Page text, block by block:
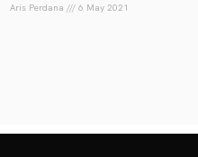
Aris Perdana 6 May 2021